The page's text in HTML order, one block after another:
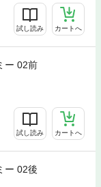
試し読み カートへ
ー 02前
試し読み カートへ
ー 02後